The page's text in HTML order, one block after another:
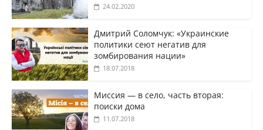
24.02.2020
Дмитрий Соломчук: «Украинские
политики сеют негатив для
зомбирования нации»
18.07.2018
Миссия — в село, часть вторая:
поиски дома
11.07.2018